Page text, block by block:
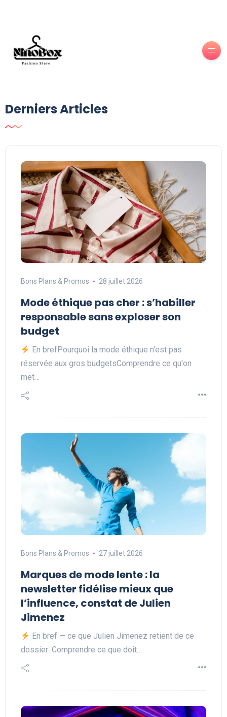
Derniers Articles
Bons Plans & Promos 28 juillet 2026
Mode éthique pas cher : s’habiller
responsable sans exploser son
budget
En brefPourquoi la mode éthique n'est pas
réservée aux gros budgetsComprendre ce qu'on
met…
Bons Plans & Promos 27 juillet 2026
Marques de mode lente : la
newsletter fidélise mieux que
l’influence, constat de Julien
Jimenez
En bref — ce que Julien Jimenez retient de ce
dossier :Comprendre ce que doit…